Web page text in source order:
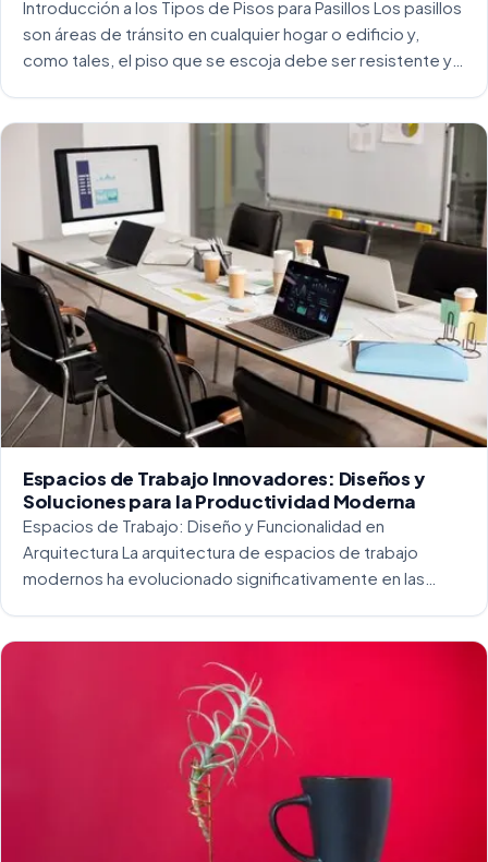
Introducción a los Tipos de Pisos para Pasillos Los pasillos
son áreas de tránsito en cualquier hogar o edificio y,
como tales, el piso que se escoja debe ser resistente y
Espacios de Trabajo Innovadores: Diseños y
Soluciones para la Productividad Moderna
Espacios de Trabajo: Diseño y Funcionalidad en
Arquitectura La arquitectura de espacios de trabajo
modernos ha evolucionado significativamente en las